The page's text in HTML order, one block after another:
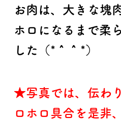
お肉は、大きな塊
ホロになるまで柔
した（*＾＾*）
★写真では、伝わ
ロホロ具合を是非